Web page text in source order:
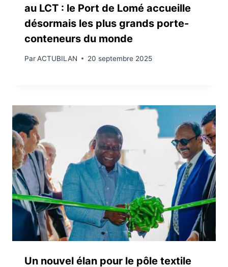
au LCT : le Port de Lomé accueille
désormais les plus grands porte-
conteneurs du monde
ParACTUBILAN 20 septembre 2025
Un nouvel élan pour le pôle textile